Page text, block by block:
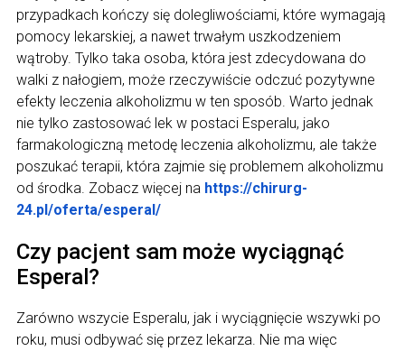
przypadkach kończy się dolegliwościami, które wymagają
pomocy lekarskiej, a nawet trwałym uszkodzeniem
wątroby. Tylko taka osoba, która jest zdecydowana do
walki z nałogiem, może rzeczywiście odczuć pozytywne
efekty leczenia alkoholizmu w ten sposób. Warto jednak
nie tylko zastosować lek w postaci Esperalu, jako
farmakologiczną metodę leczenia alkoholizmu, ale także
poszukać terapii, która zajmie się problemem alkoholizmu
od środka. Zobacz więcej na https://chirurg-
24.pl/oferta/esperal/
Czy pacjent sam może wyciągnąć
Esperal?
Zarówno wszycie Esperalu, jak i wyciągnięcie wszywki po
roku, musi odbywać się przez lekarza. Nie ma więc